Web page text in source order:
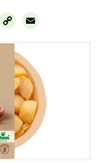
Copy
Link
Email